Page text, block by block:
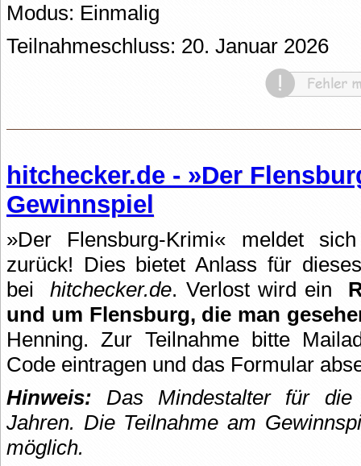
Modus: Einmalig
Teilnahmeschluss: 20. Januar 2026
hitchecker.de - »Der
Gewinnspiel
»Der Flensburg-Krimi« meldet
zurück! Dies bietet Anlass für
beihitchecker.de. Verlost wird ein
und um Flensburg, die man
Henning. Zur Teilnahme bitte
Code eintragen und das Formular
Hinweis: Das Mindestalter für
Jahren. Die Teilnahme am
möglich.